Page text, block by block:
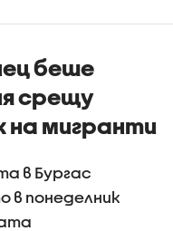
случаят
беше
срещу
на мигранти
в Бургас
в понеделник